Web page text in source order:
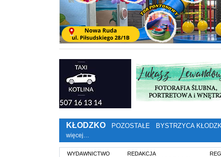
KŁODZKO POZOSTAŁE BYSTRZYCA
więcej…
WYDAWNICTWO
REDAKCJA